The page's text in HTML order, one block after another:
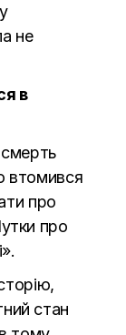
не
в
втомився
про
про
стан